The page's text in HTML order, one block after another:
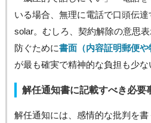
いる場合、無理に電話で口頭伝
solar。むしろ、契約解除の意思
防ぐために書面（内容証明郵便
が最も確実で精神的な負担も少な
解任通知書に記載すべき必要
解任通知には、感情的な批判を